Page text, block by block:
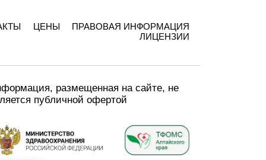
ЦЕНЫ
ПРАВОВАЯ ИНФОРМАЦИЯ
ЛИЦЕНЗИИ
размещенная на сайте, не
публичной офертой